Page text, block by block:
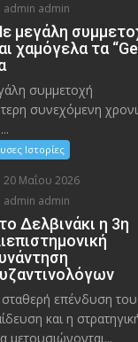
admin admin
μεγάλη
χαμόγελα τα
συμμετοχή
συνεχόμενη
Ιστορίες
20 Μαΐου 2026
admin admin
Δελβινάκι η 3η
επένδυση του
και η
μετουσιώνονται...